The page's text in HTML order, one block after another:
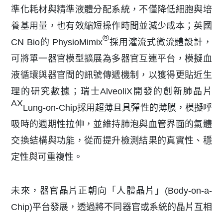
準化耗材與精準液體分配系統，不僅降低細胞與培
養基用量，也有效縮短操作時間並減少成本；英國
CN Bio的 PhysioMimix®採用灌流式微流體設計，
可將單一器官模型擴展為多器官互連平台，模擬血
液循環與器官間的訊號傳遞機制，以獲得更貼近生
理的研究數據；瑞士AlveoliX開發的創新肺晶片
AXLung-on-Chip採用超薄且具彈性的薄膜，模擬呼
吸時的週期性拉伸，並維持肺泡與血管界面的氣體
交換結構與功能，從而提升檢測結果的真實性、穩
定性與可重複性。
未來，器官晶片正朝向「人體晶片」(Body-on-a-
Chip)平台發展，透過將不同器官或系統的晶片互相